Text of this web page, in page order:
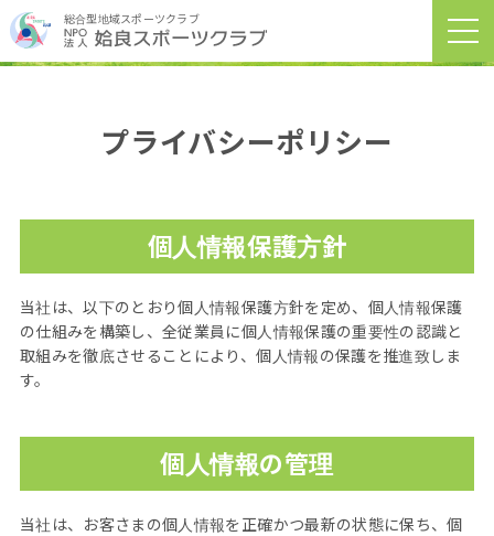
総合型地域スポーツクラブ
プライバシーポリシー
個人情報保護方針
当社は、以下のとおり個人情報保護方針を定め、個人情報保護
の仕組みを構築し、全従業員に個人情報保護の重要性の認識と
取組みを徹底させることにより、個人情報の保護を推進致しま
す。
個人情報の管理
当社は、お客さまの個人情報を正確かつ最新の状態に保ち、個